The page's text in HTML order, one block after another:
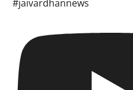
#jaivardhannews